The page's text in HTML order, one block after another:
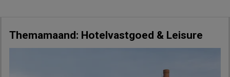
Themamaand: Hotelvastgoed & Leisure